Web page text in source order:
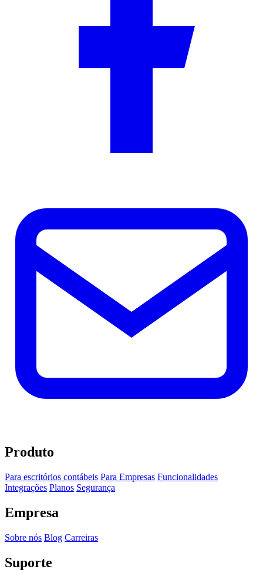
Produto
Para escritórios contábeis Para Empresas Funcionalidades
Integrações Planos Segurança
Empresa
Sobre nós Blog Carreiras
Suporte